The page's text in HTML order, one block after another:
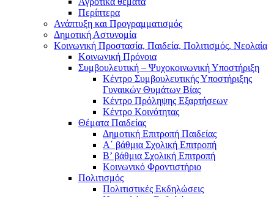
Περίπτερα
Ανάπτυξη και Προγραμματισμός
Δημοτική Αστυνομία
Κοινωνική Προστασία, Παιδεία, Πολιτισμός, Νεολαία
Κοινωνική Πρόνοια
Συμβουλευτική – Ψυχοκοινωνική Υποστήριξη
Κέντρο Συμβουλευτικής Υποστήριξης
Γυναικών Θυμάτων Βίας
Κέντρο Πρόληψης Εξαρτήσεων
Κέντρο Κοινότητας
Θέματα Παιδείας
Δημοτική Επιτροπή Παιδείας
Α΄ βάθμια Σχολική Επιτροπή
B’ βάθμια Σχολική Επιτροπή
Κοινωνικό Φροντιστήριο
Πολιτισμός
Πολιτιστικές Εκδηλώσεις